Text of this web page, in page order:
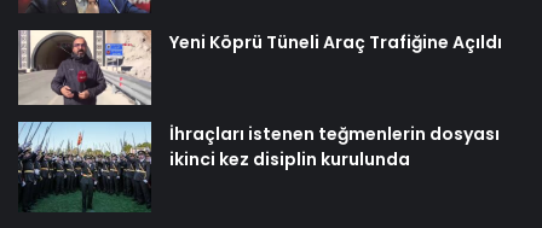
Yeni Köprü Tüneli Araç Trafiğine Açıldı
İhraçları istenen teğmenlerin dosyası
ikinci kez disiplin kurulunda